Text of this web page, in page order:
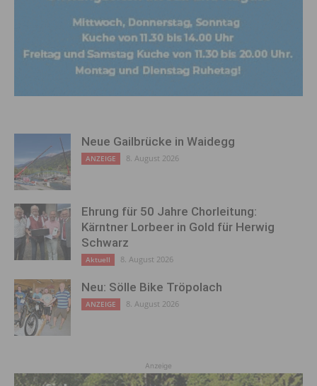
Neue Gailbrücke in Waidegg
ANZEIGE 8. August 2026
Ehrung für 50 Jahre Chorleitung:
Kärntner Lorbeer in Gold für Herwig
Schwarz
Aktuell 8. August 2026
Neu: Sölle Bike Tröpolach
ANZEIGE 8. August 2026
Anzeige